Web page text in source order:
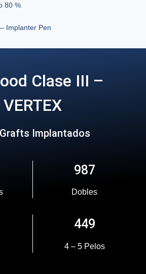
80 %
Implanter Pen
Clase III –
VERTEX
Implantados
987
Dobles
449
4 – 5 Pelos